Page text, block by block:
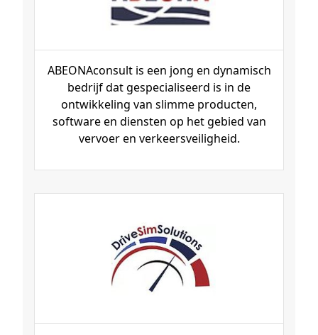
ABEONAconsult is een jong en dynamisch
bedrijf dat gespecialiseerd is in de
ontwikkeling van slimme producten,
software en diensten op het gebied van
vervoer en verkeersveiligheid.